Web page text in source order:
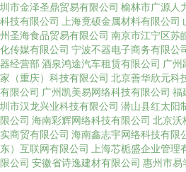
圳市金泽圣鼎贸易有限公司 榆林市广源人
科技有限公司
上海竟硕金属材料有限公司
州圣海食品贸易有限公司 南京市江宁区苏
化传媒有限公司 宁波不器电子商务有限公
器经营部 酒泉鸿途汽车租赁有限公司 广州
家（重庆）科技有限公司 北京善华欣元科
有限公司 广州凯美易网络科技有限公司 福
圳市汉龙兴业科技有限公司 潜山县红太阳
限公司 海南彩辉网络科技有限公司 北京沃
实商贸有限公司 海南鑫志宇网络科技有限
东）互联网有限公司
上海芯栀盛企业管理
限公司 安徽省诗逸建材有限公司 惠州市易